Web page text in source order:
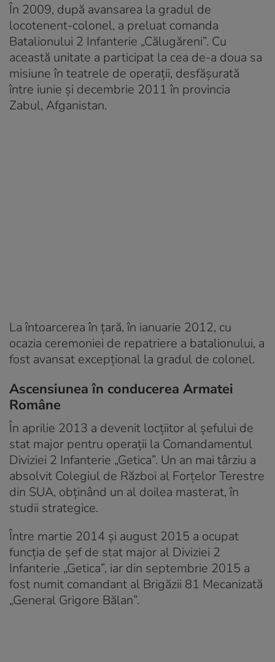
În 2009, după avansarea la gradul de
locotenent-colonel, a preluat comanda
Batalionului 2 Infanterie „Călugăreni”. Cu
această unitate a participat la cea de-a doua sa
misiune în teatrele de operații, desfășurată
între iunie și decembrie 2011 în provincia
Zabul, Afganistan.
La întoarcerea în țară, în ianuarie 2012, cu
ocazia ceremoniei de repatriere a batalionului, a
fost avansat excepțional la gradul de colonel.
Ascensiunea în conducerea Armatei
Române
În aprilie 2013 a devenit locțiitor al șefului de
stat major pentru operații la Comandamentul
Diviziei 2 Infanterie „Getica”. Un an mai târziu a
absolvit Colegiul de Război al Forțelor Terestre
din SUA, obținând un al doilea masterat, în
studii strategice.
Între martie 2014 și august 2015 a ocupat
funcția de șef de stat major al Diviziei 2
Infanterie „Getica”, iar din septembrie 2015 a
fost numit comandant al Brigăzii 81 Mecanizată
„General Grigore Bălan”.